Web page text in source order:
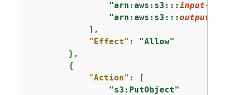
"arn:aws:s3:::input-
"arn:aws:s3:::output-
            ],
"Effect" : "Allow"
        },
{
"Action" : [
"s3:PutObject"